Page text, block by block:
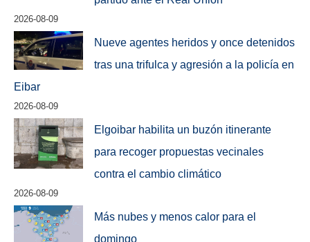
2026-08-09
Nueve agentes heridos y once detenidos
tras una trifulca y agresión a la policía en
Eibar
2026-08-09
Elgoibar habilita un buzón itinerante
para recoger propuestas vecinales
contra el cambio climático
2026-08-09
Más nubes y menos calor para el
domingo